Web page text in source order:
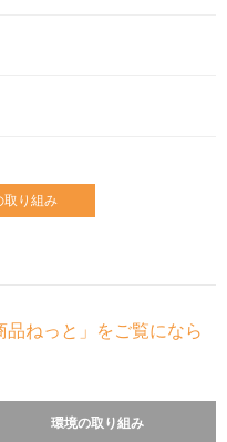
取り組み
ねっと」をご覧になら
環境の取り組み